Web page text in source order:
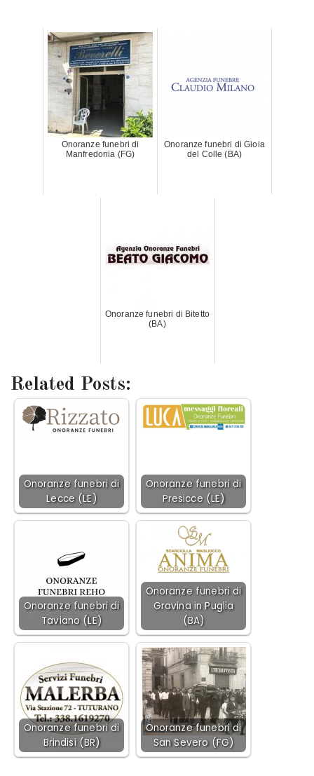
Onoranze funebri di
Manfredonia (FG)
Onoranze funebri di Gioia
del Colle (BA)
Onoranze funebri di Bitetto
(BA)
Related Posts:
Onoranze funebri di
Lecce (LE)
Onoranze funebri di
Presicce (LE)
Onoranze funebri di
Taviano (LE)
Onoranze funebri di
Gravina in Puglia
(BA)
Onoranze funebri di
Brindisi (BR)
Onoranze funebri di
San Severo (FG)